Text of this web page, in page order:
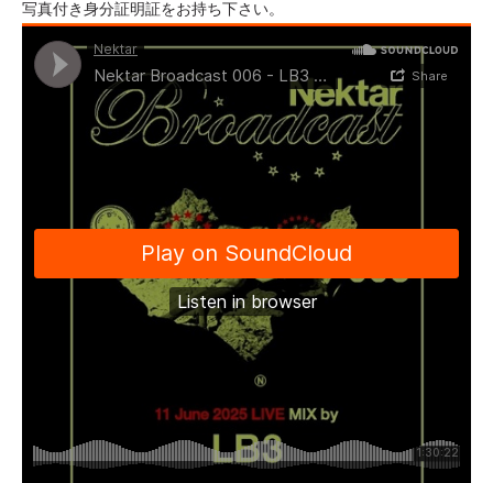
写真付き身分証明証をお持ち下さい。